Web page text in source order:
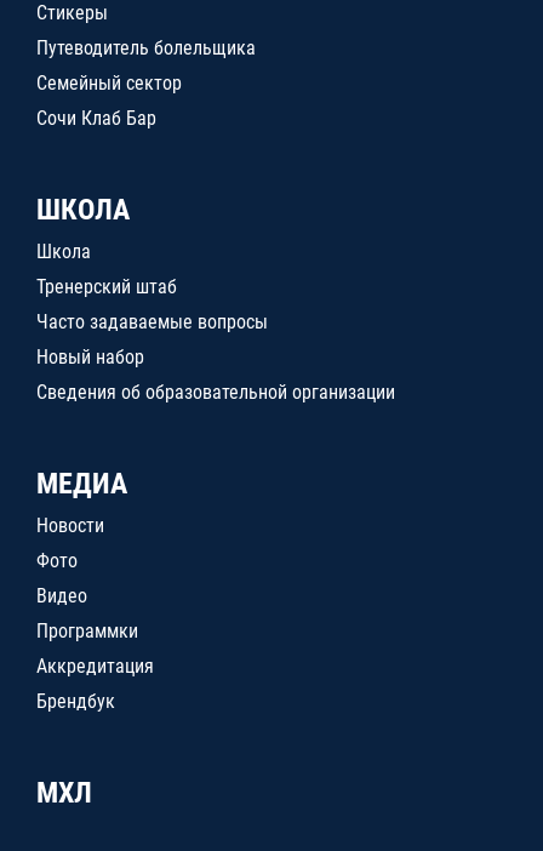
Стикеры
Путеводитель болельщика
Семейный сектор
Сочи Клаб Бар
ШКОЛА
Школа
Тренерский штаб
Часто задаваемые вопросы
Новый набор
Сведения об образовательной организации
МЕДИА
Новости
Фото
Видео
Программки
Аккредитация
Брендбук
МХЛ